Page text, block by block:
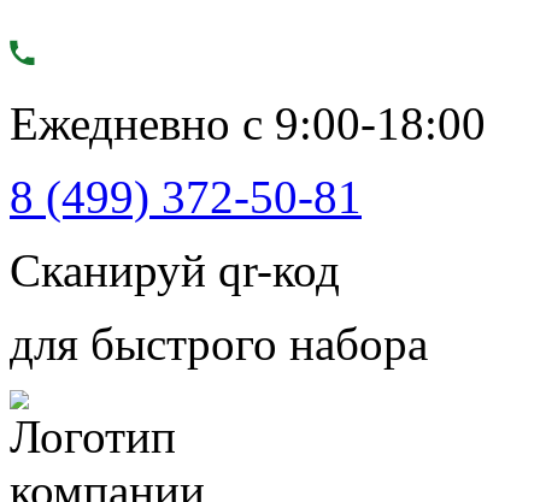
Ежедневно с 9:00-18:00
8 (499) 372-50-81
Сканируй qr-код
для быстрого набора